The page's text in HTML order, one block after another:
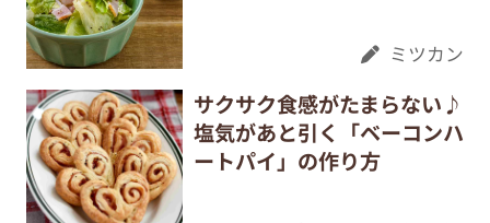
ミツカン
サクサク食感がたまらない♪
塩気があと引く「ベーコンハ
ートパイ」の作り方